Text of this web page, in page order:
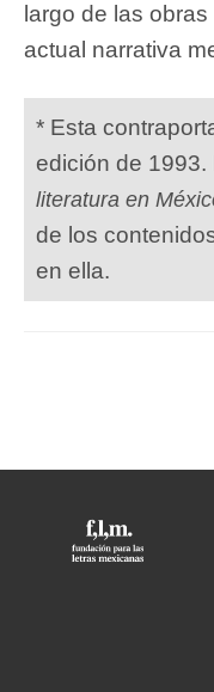
largo de las
actual narrativa
* Esta
edición de 1993.
literatura en
de los
en ella.